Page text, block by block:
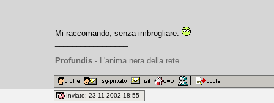
Mi raccomando, senza imbrogliare.
Profundis - L'anima nera della rete
Inviato: 23-11-2002 18:55